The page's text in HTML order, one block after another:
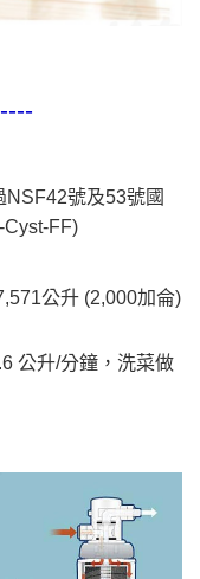
NSF42號及53號國
Cyst-FF)
公升 (2,000加侖)
公升/分鐘，洗菜做